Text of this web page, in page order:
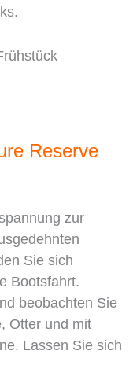
Reserve
zur
Sie sich
Bootsfahrt.
beobachten Sie
Otter und mit
Lassen Sie sich